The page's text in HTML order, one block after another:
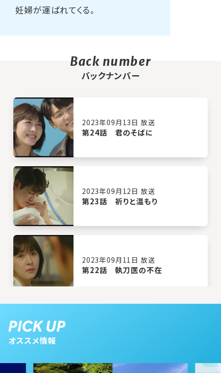
妊婦が運ばれてくる。
バックナンバー
2023年09月13日 放送
第24話 君のそばに
2023年09月12日 放送
第23話 祈りと温もり
2023年09月11日 放送
第22話 執刀医の不在
オススメ情報